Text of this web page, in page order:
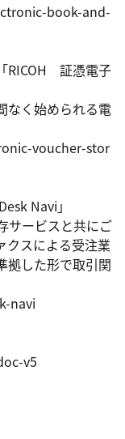
book-and-
　証憑電子
なく始められる電
voucher-stor
Navi」
サービスと共にご
クスによる受注業
拠した形で取引関
navi
v5